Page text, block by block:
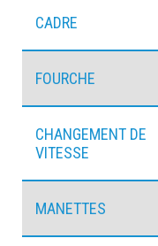
CADRE
FOURCHE
CHANGEMENT DE
VITESSE
MANETTES